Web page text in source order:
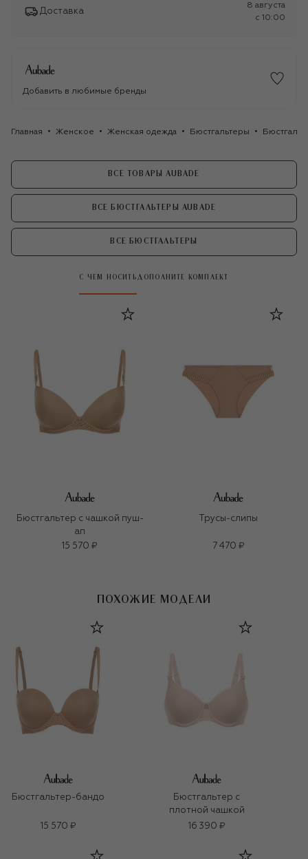
Доставка
8 августа
c 10:00
Добавить в любимые бренды
Главная Женское Женская одежда Бюстгальтеры
ВСЕ ТОВАРЫ AUBADE
ВСЕ БЮСТГАЛЬТЕРЫ AUBADE
ВСЕ БЮСТГАЛЬТЕРЫ
С ЧЕМ НОСИТЬ ДОПОЛНИТЕ КОМПЛЕКТ
Бюстгальтер с чашкой пуш-
ап
15 570 ₽
Трусы-слипы
7 470 ₽
ПОХОЖИЕ МОДЕЛИ
Бюстгальтер-бандо
15 570 ₽
Бюстгальтер с
плотной чашкой
16 390 ₽